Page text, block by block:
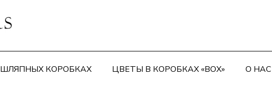
КОРОБКАХ ЦВЕТЫ В КОРОБКАХ «BOX» О НАС